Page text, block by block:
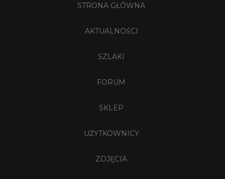
STRONA GŁÓWNA
AKTUALNOŚCI
SZLAKI
FORUM
SKLEP
UŻYTKOWNICY
ZDJĘCIA